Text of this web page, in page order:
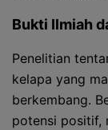
Bukti Ilmiah
Penelitian
kelapa yang
berkembang.
potensi positif,